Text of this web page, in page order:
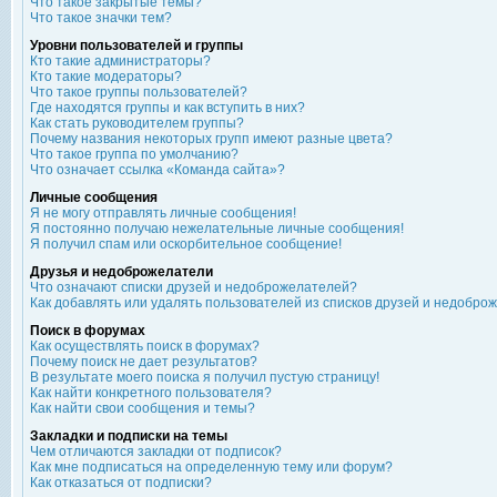
Что такое значки тем?
Уровни пользователей и группы
Кто такие администраторы?
Кто такие модераторы?
Что такое группы пользователей?
Где находятся группы и как вступить в них?
Как стать руководителем группы?
Почему названия некоторых групп имеют разные цвета?
Что такое группа по умолчанию?
Что означает ссылка «Команда сайта»?
Личные сообщения
Я не могу отправлять личные сообщения!
Я постоянно получаю нежелательные личные сообщения!
Я получил спам или оскорбительное сообщение!
Друзья и недоброжелатели
Что означают списки друзей и недоброжелателей?
Как добавлять или удалять пользователей из списков друзей и
Поиск в форумах
Как осуществлять поиск в форумах?
Почему поиск не дает результатов?
В результате моего поиска я получил пустую страницу!
Как найти конкретного пользователя?
Как найти свои сообщения и темы?
Закладки и подписки на темы
Чем отличаются закладки от подписок?
Как мне подписаться на определенную тему или форум?
Как отказаться от подписки?